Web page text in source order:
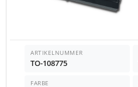
ARTIKELNUMMER
TO-108775
FARBE